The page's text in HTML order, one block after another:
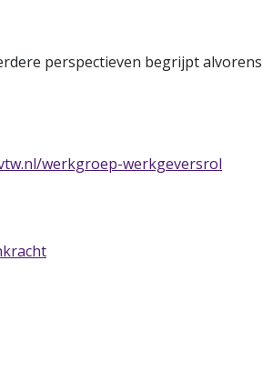
perspectieven begrijpt alvorens
werkgroep-werkgeversrol